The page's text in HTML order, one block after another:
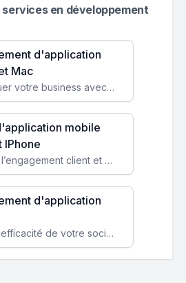
en développement
d'application
Mac
Faites évoluer votre business avec des solutions logicielles personnalisées, parfaitement adaptées à vos besoins spécifiques.
mobile
IPhone
Augmentez l’engagement client et simplifiez vos processus avec une application mobile sur mesure, disponible sur iOS et Android.
d'application
Améliorez l'efficacité de votre société avec une application web personnalisée accessible partout et tout le temps.